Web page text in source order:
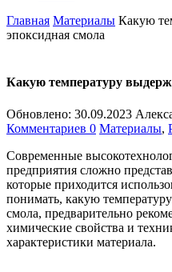
Главная Материалы Какую
эпоксидная смола
Какую температуру
Обновлено: 30.09.2023
Комментариев 0 Материалы,
Современные
предприятия сложно
которые приходится
понимать, какую
смола, предварительно
химические свойства и
характеристики материала.